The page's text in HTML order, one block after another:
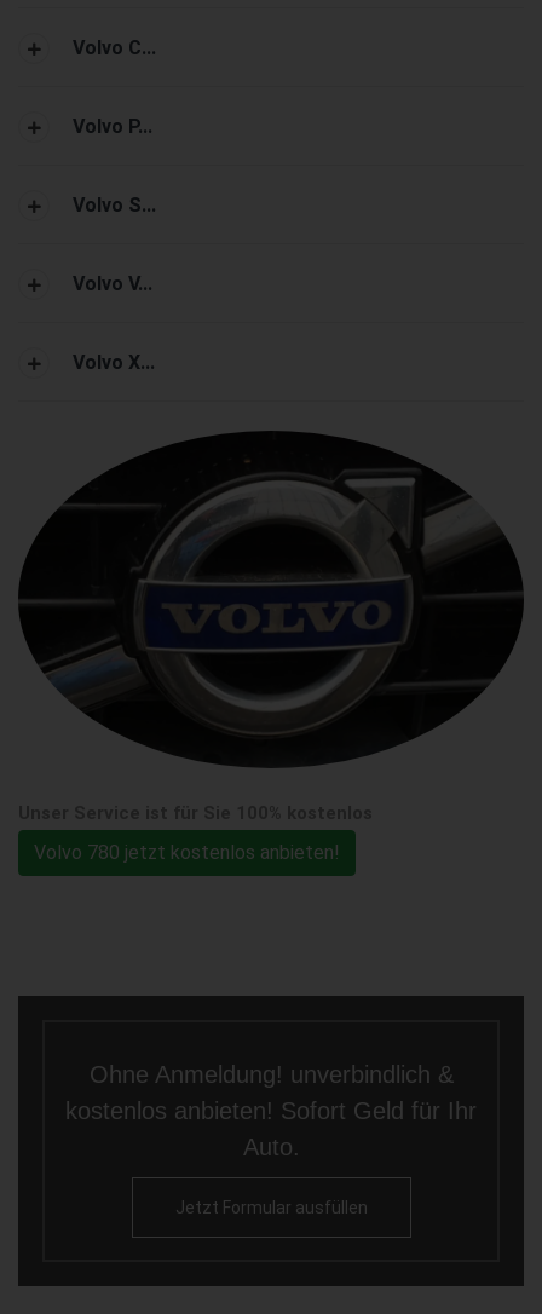
Volvo C...
Volvo P...
Volvo S...
Volvo V...
Volvo X...
Volvo 780 jetzt kostenlos anbieten!
Ohne Anmeldung! unverbindlich &
kostenlos anbieten! Sofort Geld für Ihr
Auto.
Jetzt Formular ausfüllen